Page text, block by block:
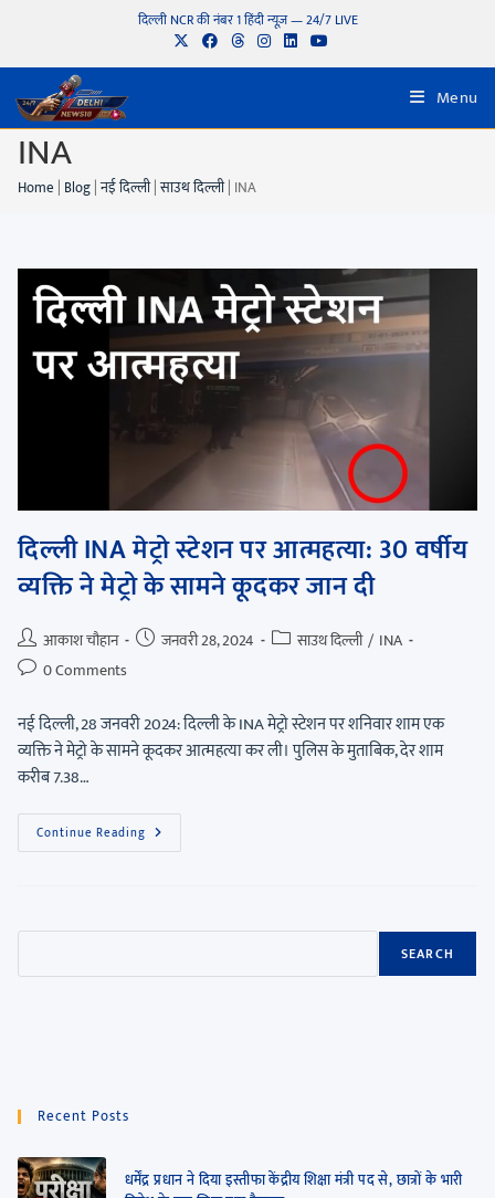
दिल्ली NCR की नंबर 1 हिंदी न्यूज़ — 24/7 LIVE
Menu
INA
Home | Blog|नई दिल्ली|साउथ दिल्ली| INA
दिल्ली INA मेट्रो स्टेशन पर आत्महत्या: 30 वर्षीय
व्यक्ति ने मेट्रो के सामने कूदकर जान दी
आकाश चौहान जनवरी 28, 2024 साउथ दिल्ली / INA
0 Comments
नई दिल्ली, 28 जनवरी 2024: दिल्ली के INA मेट्रो स्टेशन पर शनिवार शाम एक
व्यक्ति ने मेट्रो के सामने कूदकर आत्महत्या कर ली। पुलिस के मुताबिक, देर शाम
करीब 7.38…
Continue Reading
SEARCH
Recent Posts
धर्मेंद्र प्रधान ने दिया इस्तीफा केंद्रीय शिक्षा मंत्री पद से, छात्रों के भारी